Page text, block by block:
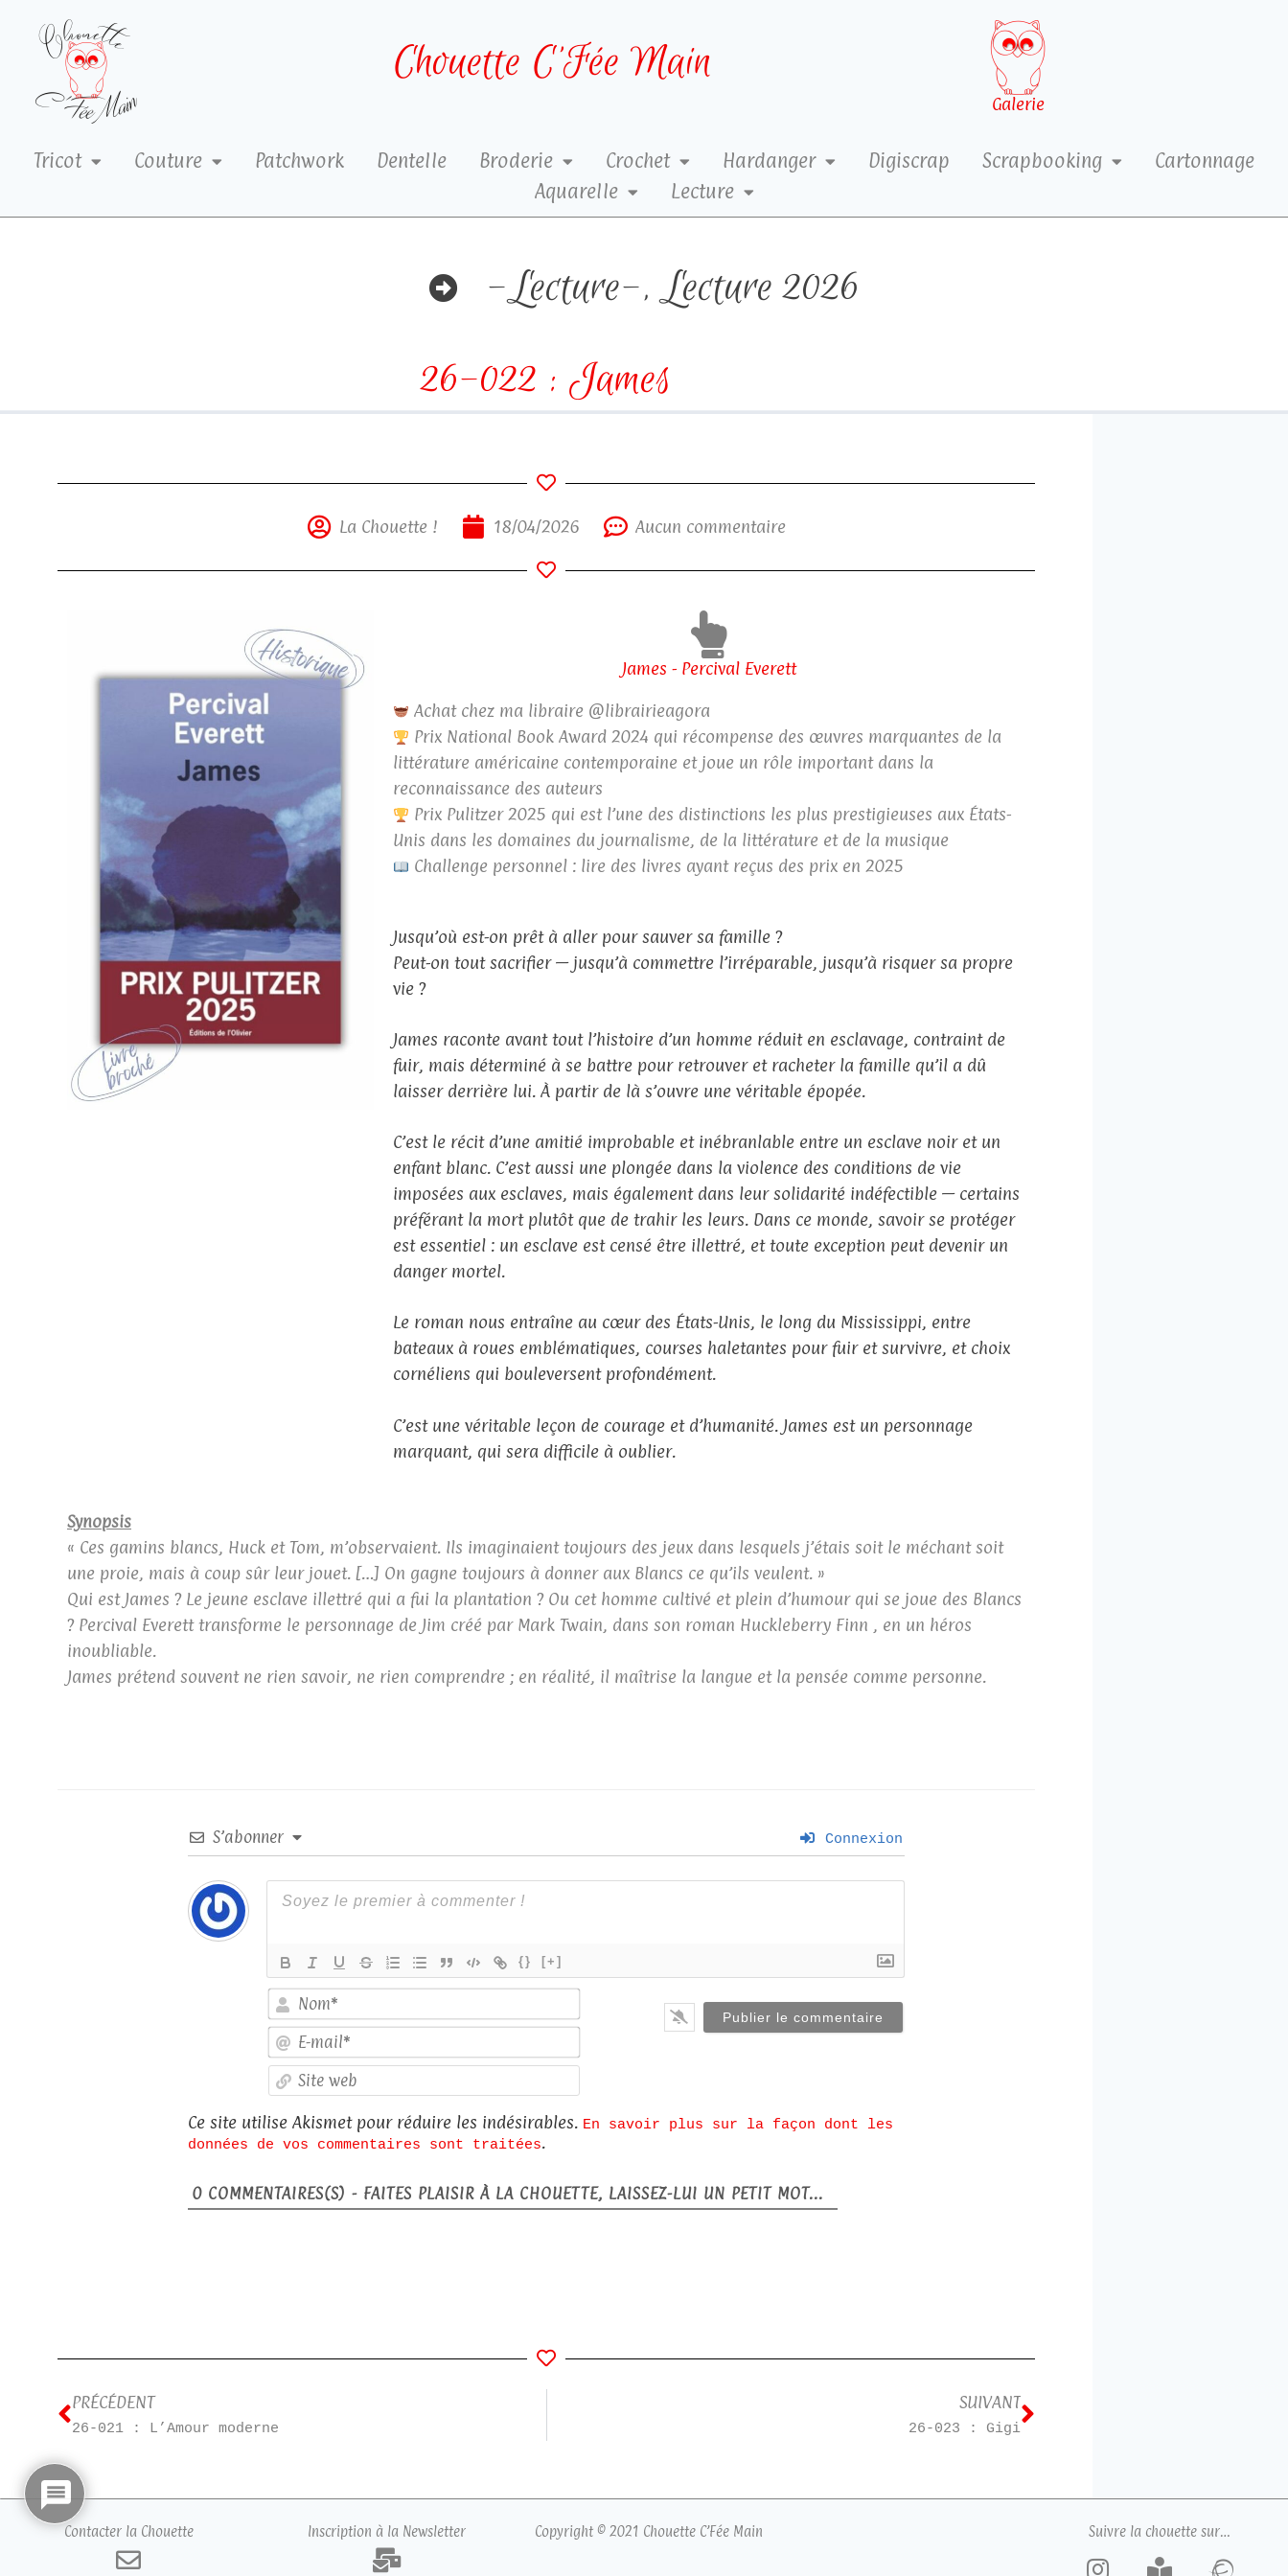
Chouette C’Fée Main
Galerie
Tricot Couture Patchwork Dentelle Broderie Crochet Hardanger Digiscrap Scrapbooking
Cartonnage
Aquarelle
Lecture
-Lecture-,Lecture 2026
26-022 : James
La Chouette ! 18/04/2026 Aucun commentaire
James - Percival Everett
Achat chez ma libraire @librairieagora
Prix National Book Award 2024 qui récompense des œuvres marquantes de la
littérature américaine contemporaine et joue un rôle important dans la
reconnaissance des auteurs
Prix Pulitzer 2025 qui est l’une des distinctions les plus prestigieuses aux États-
Unis dans les domaines du journalisme, de la littérature et de la musique
Challenge personnel : lire des livres ayant reçus des prix en 2025
Jusqu’où est-on prêt à aller pour sauver sa famille ?
Peut-on tout sacrifier — jusqu’à commettre l’irréparable, jusqu’à risquer sa propre
vie ?
James raconte avant tout l’histoire d’un homme réduit en esclavage, contraint de
fuir, mais déterminé à se battre pour retrouver et racheter la famille qu’il a dû
laisser derrière lui. À partir de là s’ouvre une véritable épopée.
C’est le récit d’une amitié improbable et inébranlable entre un esclave noir et un
enfant blanc. C’est aussi une plongée dans la violence des conditions de vie
imposées aux esclaves, mais également dans leur solidarité indéfectible — certains
préférant la mort plutôt que de trahir les leurs. Dans ce monde, savoir se protéger
est essentiel : un esclave est censé être illettré, et toute exception peut devenir un
danger mortel.
Le roman nous entraîne au cœur des États-Unis, le long du Mississippi, entre
bateaux à roues emblématiques, courses haletantes pour fuir et survivre, et choix
cornéliens qui bouleversent profondément.
C’est une véritable leçon de courage et d’humanité. James est un personnage
marquant, qui sera difficile à oublier.
Synopsis
« Ces gamins blancs, Huck et Tom, m’observaient. Ils imaginaient toujours des jeux dans lesquels j’étais soit le méchant soit
une proie, mais à coup sûr leur jouet. […] On gagne toujours à donner aux Blancs ce qu’ils veulent. »
Qui est James ? Le jeune esclave illettré qui a fui la plantation ? Ou cet homme cultivé et plein d’humour qui se joue des Blancs
? Percival Everett transforme le personnage de Jim créé par Mark Twain, dans son roman Huckleberry Finn , en un héros
inoubliable.
James prétend souvent ne rien savoir, ne rien comprendre ; en réalité, il maîtrise la langue et la pensée comme personne.
S’abonner Connexion
{} [+]
mail*
web
Ce site utilise Akismet pour réduire les indésirables. En savoir plus sur la façon dont les
données de vos commentaires sont traitées.
0 COMMENTAIRES(S) - FAITES PLAISIR À LA CHOUETTE, LAISSEZ-LUI UN PETIT MOT...
PRÉCÉDENT
26-021 : L’Amour moderne
SUIVANT
26-023 : Gigi
Contacter la Chouette Inscription à la Newsletter Copyright © 2021 Chouette C’Fée Main Suivre la chouette sur…